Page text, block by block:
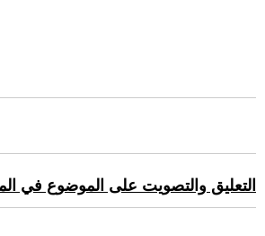
التعليق والتصويت على الموضوع في